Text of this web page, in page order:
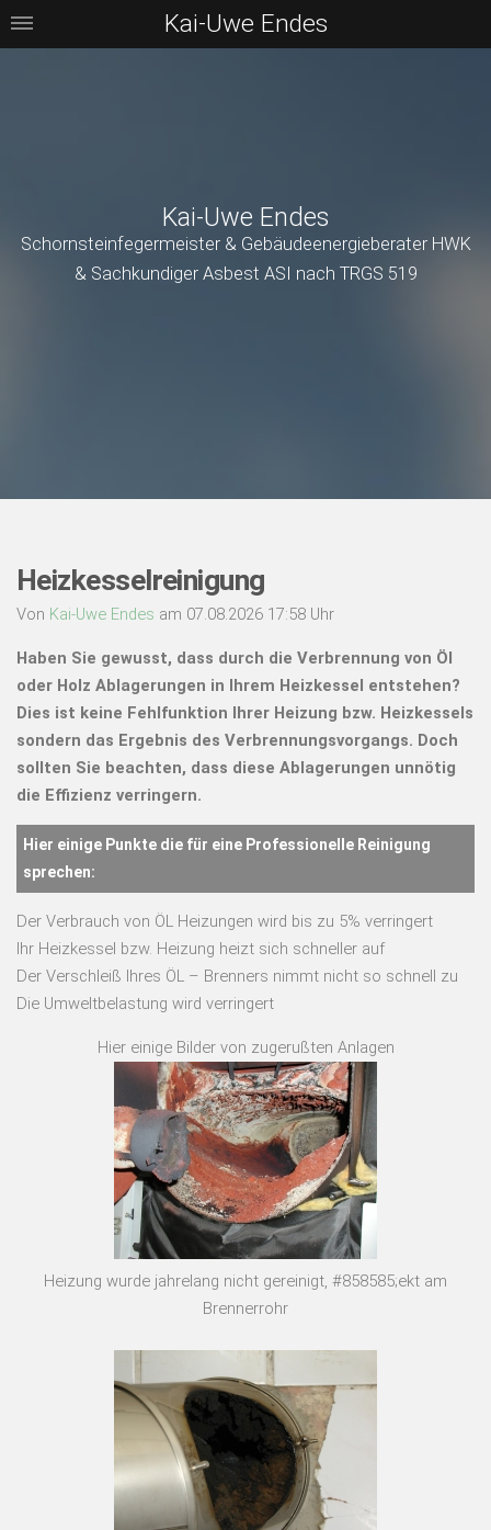
Kai-Uwe Endes
Schornsteinfegermeister & Gebäudeenergieberater HWK
& Sachkundiger Asbest ASI nach TRGS 519
Heizkesselreinigung
Von Kai-Uwe Endes am 07.08.2026 17:58 Uhr
Haben Sie gewusst, dass durch die Verbrennung von Öl
oder Holz Ablagerungen in Ihrem Heizkessel entstehen?
Dies ist keine Fehlfunktion Ihrer Heizung bzw. Heizkessels
sondern das Ergebnis des Verbrennungsvorgangs. Doch
sollten Sie beachten, dass diese Ablagerungen unnötig
die Effizienz verringern.
Hier einige Punkte die für eine Professionelle Reinigung
sprechen:
Der Verbrauch von ÖL Heizungen wird bis zu 5% verringert
Ihr Heizkessel bzw. Heizung heizt sich schneller auf
Der Verschleiß Ihres ÖL – Brenners nimmt nicht so schnell zu
Die Umweltbelastung wird verringert
Hier einige Bilder von zugerußten Anlagen
Heizung wurde jahrelang nicht gereinigt, #858585;ekt am
Brennerrohr
Kai-Uwe Endes